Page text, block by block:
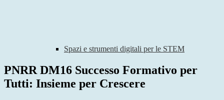
Spazi e strumenti digitali per le STEM
PNRR DM16 Successo Formativo per
Tutti: Insieme per Crescere